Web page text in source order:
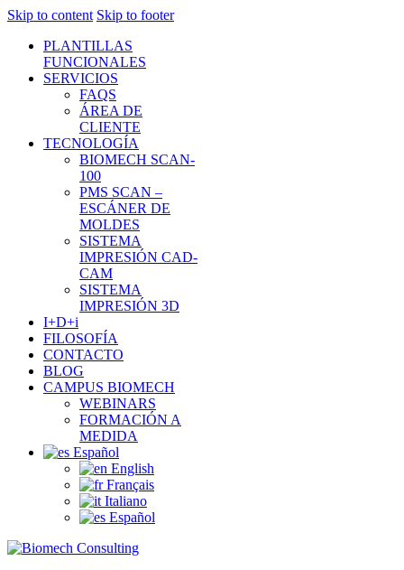
Skip to content Skip to footer
PLANTILLAS
FUNCIONALES
SERVICIOS
FAQS
ÁREA DE
CLIENTE
TECNOLOGÍA
BIOMECH SCAN-
100
PMS SCAN –
ESCÁNER DE
MOLDES
SISTEMA
IMPRESIÓN CAD-
CAM
SISTEMA
IMPRESIÓN 3D
I+D+i
FILOSOFÍA
CONTACTO
BLOG
CAMPUS BIOMECH
WEBINARS
FORMACIÓN A
MEDIDA
Español
English
Français
Italiano
Español